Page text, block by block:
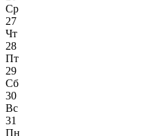
Ср
27
Чт
28
Пт
29
Сб
30
Вс
31
Пн